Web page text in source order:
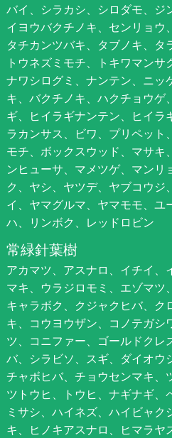
バイ、シラカシ、シロダモ、ジ
イヨウバクチノキ、センリョウ
タチカンツバキ、タブノキ、タ
トウネズミモチ、トキワマンサ
ナワシログミ、ナンテン、ニッ
キ、バクチノキ、ハクチョウゲ
ギ、ヒイラギナンテン、ヒイラ
ラカンサス、ビワ、プリペット
モチ、ボックスウッド、マサキ
ンヒューサ、マメツゲ、マンリ
ク、ヤシ、ヤツデ、ヤブコウジ
イ、ヤマグルマ、ヤマモモ、ユ
ハ、リンボク、レッドロビン
常緑針葉樹
アカマツ、アスナロ、イチイ、
マキ、ウラジロモミ、エゾマツ
キャラボク、クジャクヒバ、ク
キ、コウヨウザン、コノテガシ
ツ、コニファー、ゴールドクレ
バ、シラビソ、スギ、ダイオウ
チャボヒバ、チョウセンマキ、
ツトウヒ、トウヒ、ナギナギ、
ミサシ、ハイネズ、ハイビャク
キ、ヒノキアスナロ、ヒマラヤ